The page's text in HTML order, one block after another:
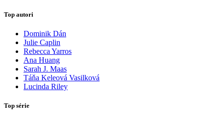
Top autori
Dominik Dán
Julie Caplin
Rebecca Yarros
Ana Huang
Sarah J. Maas
Táňa Keleová Vasilková
Lucinda Riley
Top série